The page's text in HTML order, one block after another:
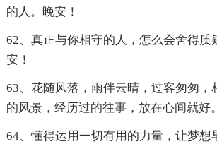
的人。晚安！
62、真正与你相守的人，怎么会舍得质
安！
63、花随风落，雨伴云晴，过客匆匆，
的风景，经历过的往事，放在心间就好
64、懂得运用一切有用的力量，让梦想